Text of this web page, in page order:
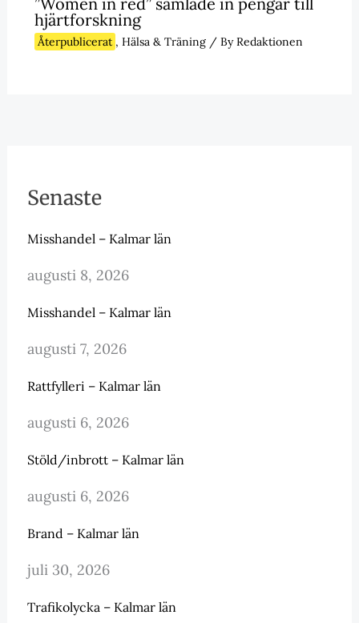
hjärtforskning
Återpublicerat , Hälsa & Träning/ ByRedaktionen
Senaste
Misshandel – Kalmar län
augusti 8, 2026
Misshandel – Kalmar län
augusti 7, 2026
Rattfylleri – Kalmar län
augusti 6, 2026
Stöld/inbrott – Kalmar län
augusti 6, 2026
Brand – Kalmar län
juli 30, 2026
Trafikolycka – Kalmar län